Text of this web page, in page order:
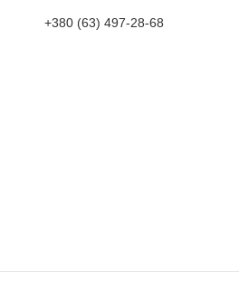
+380 (63) 497-28-68